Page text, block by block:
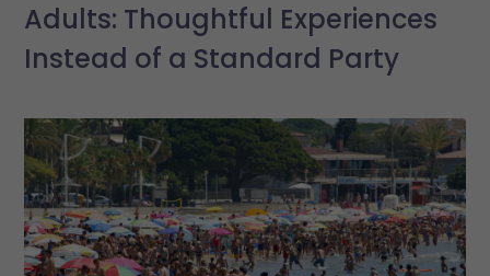
Adults: Thoughtful Experiences
Instead of a Standard Party